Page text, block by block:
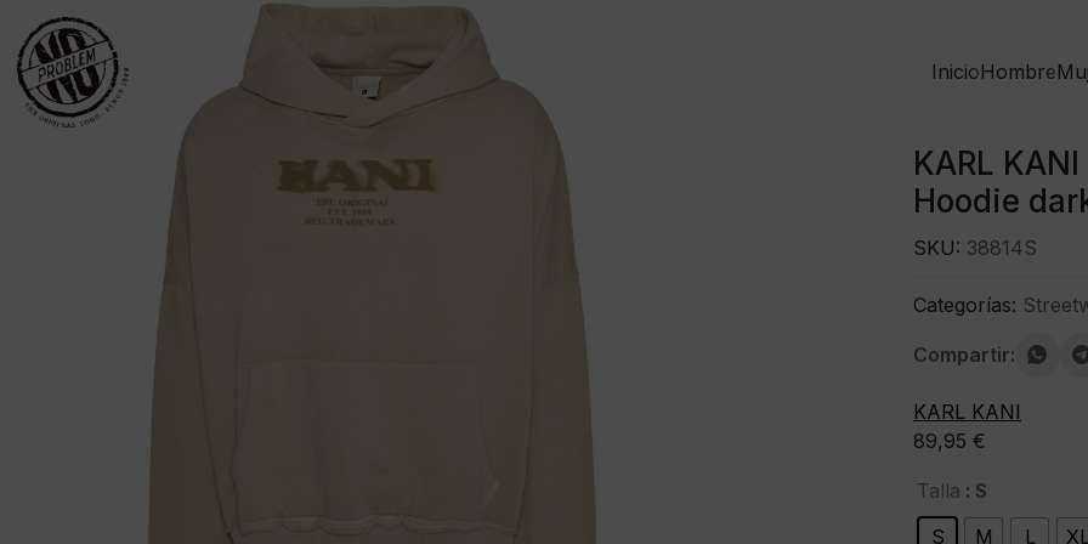
InicioHombre
KARL
Hoodie
89,95 €
Talla : S
S
M L
SKU: 38814S
Categorías:
Compartir:
KARL KANI